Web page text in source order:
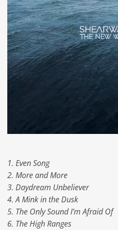
1. Even Song
2. More and More
3. Daydream Unbeliever
4. A Mink in the Dusk
5. The Only Sound I’m Afraid Of
6. The High Ranges